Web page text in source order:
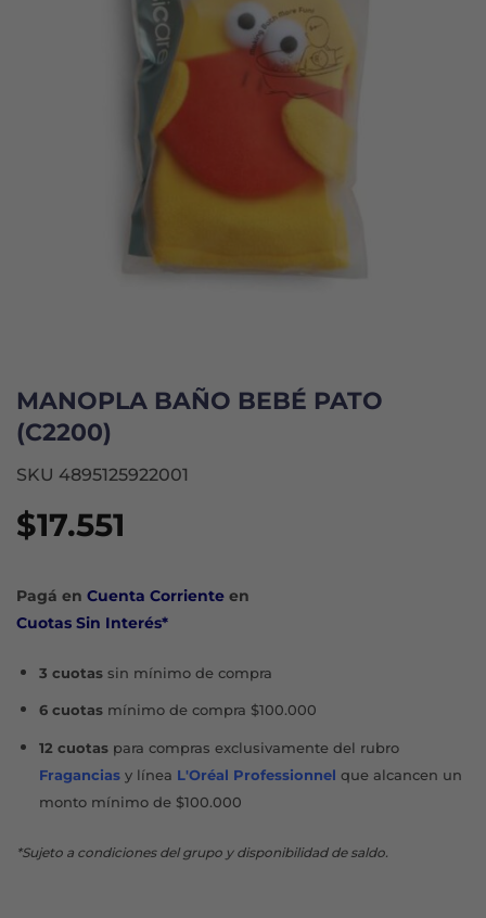
MANOPLA BAÑO BEBÉ PATO
(C2200)
SKU 4895125922001
$17.551
Pagá en Cuenta Corriente en
Cuotas Sin Interés*
3 cuotassin mínimo de compra
6 cuotasmínimo de compra $100.000
12 cuotaspara compras exclusivamente del rubro
Fraganciasy línea L'Oréal Professionnel que alcancen un
monto mínimo de $100.000
*Sujeto a condiciones del grupo y disponibilidad de saldo.